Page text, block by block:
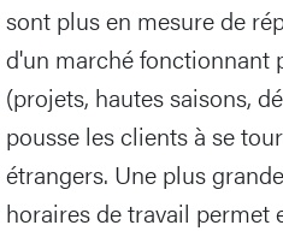
sont plus en mesure de
d'un marché fonctionnant
(projets, hautes saisons,
pousse les clients à se
étrangers. Une plus
horaires de travail permet